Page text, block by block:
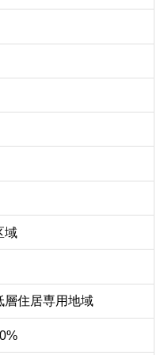
域
層住居専用地域